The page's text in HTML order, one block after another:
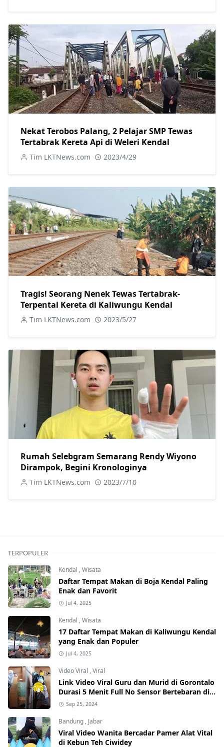
Nekat Terobos Palang, 2 Pelajar SMP Tewas
Tertabrak Kereta Api di Weleri Kendal
Tim LKTNews.com 2023/4/29
Tragis! Seorang Nenek Tewas Tertabrak-
Terpental Kereta di Kaliwungu Kendal
Tim LKTNews.com 2023/5/27
Rumah Selebgram Semarang Rendy Wiyono
Dirampok, Begini Kronologinya
Tim LKTNews.com 2023/7/10
TERPOPULER
Kendal ,Wisata
Daftar Tempat Makan di Boja Kendal Paling
Enak dan Favorit
Jul 4, 2025
Kendal ,Wisata
17 Daftar Tempat Makan di Kaliwungu Kendal
yang Enak dan Populer
Jul 4, 2025
Video Viral ,Viral
Link Video Viral Guru dan Murid di Gorontalo
Durasi 5 Menit Full No Sensor Bertebaran di
Internet, Hati-Hati Phising!
Sep 25, 2024
Bandung , Jabar
Viral Video Wanita Bercadar Pamer Alat Vital
di Kebun Teh Ciwidey